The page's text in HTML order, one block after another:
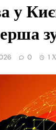
у
0 1